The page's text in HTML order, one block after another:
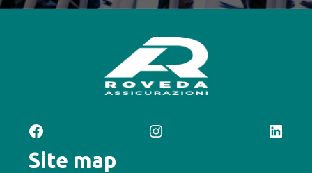
Facebook Instagram LinkedIn
Site map